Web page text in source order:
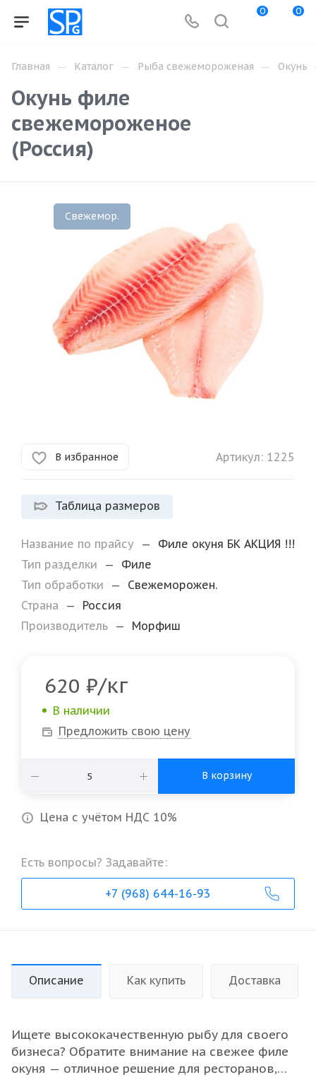
0 0
Главная — Каталог — Рыба свежемороженая — Окунь
Окунь филе
свежемороженое
(Россия)
Свежемор.
В избранное Артикул: 1225
Таблица размеров
Название по прайсу —
Филе окуня БК АКЦИЯ !!!
Тип разделки
—
Филе
Тип обработки
—
Свежеморожен.
Страна
—
Россия
Производитель — Морфиш
620 ₽/кг
В наличии
Предложить свою цену
В корзину
Цена с учётом НДС 10%
Есть вопросы? Задавайте:
+7 (968) 644-16-93
Описание Как купить Доставка
Ищете высококачественную рыбу для своего
бизнеса? Обратите внимание на свежее филе
окуня — отличное решение для ресторанов,